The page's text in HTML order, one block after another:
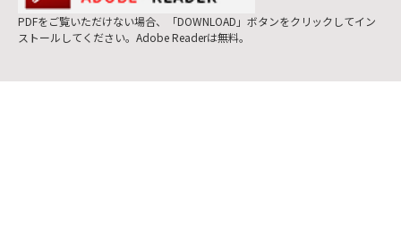
PDFをご覧いただけない場合、「DOWNLOAD」ボタンをクリックしてイン
ストールしてください。Adobe Readerは無料。